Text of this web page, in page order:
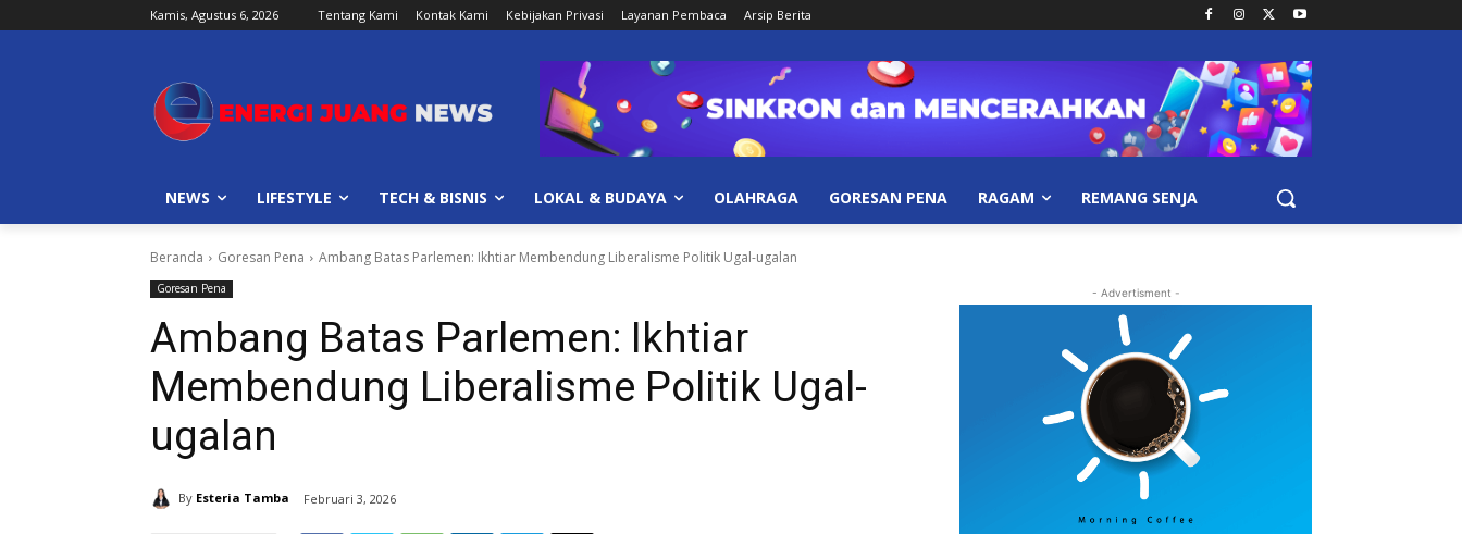
Kamis, Agustus 6, 2026 Tentang Kami Kontak Kami Kebijakan Privasi Layanan Pembaca Arsip Berita
NEWS LIFESTYLE TECH & BISNIS LOKAL & BUDAYA OLAHRAGA GORESAN PENA RAGAM REMANG SENJA
Beranda Goresan Pena Ambang Batas Parlemen: Ikhtiar Membendung Liberalisme Politik Ugal-ugalan
Goresan Pena
Ambang Batas Parlemen: Ikhtiar
Membendung Liberalisme Politik Ugal-
ugalan
By Esteria Tamba Februari 3, 2026
- Advertisment -